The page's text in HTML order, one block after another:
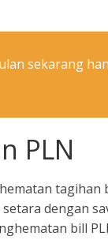
sekarang
PLN
tagihan
dengan
bill